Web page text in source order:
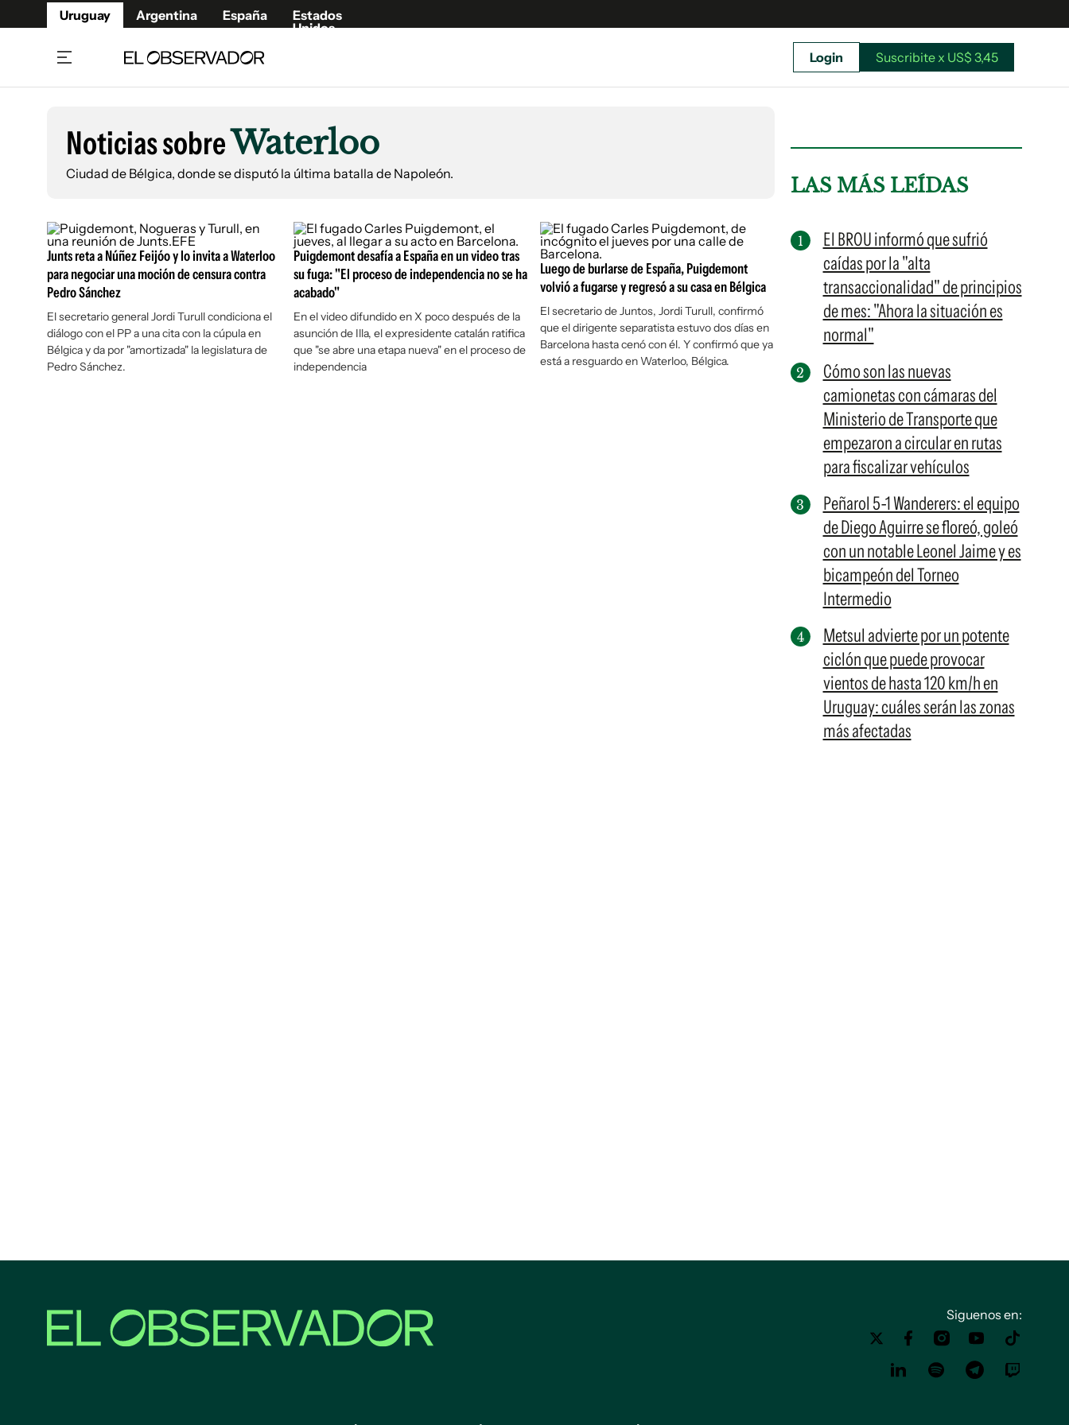
Uruguay Argentina España
Estados
Unidos
Beneficios Member
Referí
Café y Negocios
Economía y Empresas
Agro
Brand Studio
Mundo
Cultura y Espectáculos
Fúnebres
Remates y Legales
Newsletters
Argentina
España
Estados Unidos
Suscribite x US$ 3,45
Ahora en:
13°C
Viernes:
Login Suscribite x US$ 3,45
Noticias sobreWaterloo
Ciudad de Bélgica, donde se disputó la última batalla de Napoleón.
Junts reta a Núñez Feijóo y lo invita a Waterloo
para negociar una moción de censura contra
Pedro Sánchez
El secretario general Jordi Turull condiciona el
diálogo con el PP a una cita con la cúpula en
Bélgica y da por "amortizada" la legislatura de
Pedro Sánchez.
Puigdemont desafía a España en un video tras
su fuga: "El proceso de independencia no se ha
acabado"
En el video difundido en X poco después de la
asunción de Illa, el expresidente catalán ratifica
que "se abre una etapa nueva" en el proceso de
independencia
Luego de burlarse de España, Puigdemont
volvió a fugarse y regresó a su casa en Bélgica
El secretario de Juntos, Jordi Turull, confirmó
que el dirigente separatista estuvo dos días en
Barcelona hasta cenó con él. Y confirmó que ya
está a resguardo en Waterloo, Bélgica.
LAS MÁS LEÍDAS
El BROU informó que sufrió
caídas por la "alta
transaccionalidad" de principios
de mes: "Ahora la situación es
normal"
Cómo son las nuevas
camionetas con cámaras del
Ministerio de Transporte que
empezaron a circular en rutas
para fiscalizar vehículos
Peñarol 5-1 Wanderers: el equipo
de Diego Aguirre se floreó, goleó
con un notable Leonel Jaime y es
bicampeón del Torneo
Intermedio
Metsul advierte por un potente
ciclón que puede provocar
vientos de hasta 120 km/h en
Uruguay: cuáles serán las zonas
más afectadas
Siguenos en: